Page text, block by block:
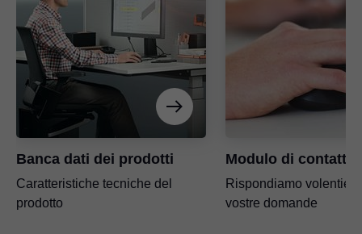
Banca dati dei prodotti
Caratteristiche tecniche del
prodotto
Modulo di contatto
Rispondiamo volentieri
vostre domande